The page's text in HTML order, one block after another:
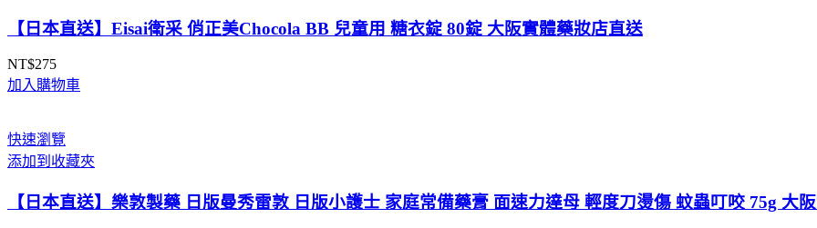
NT$359
【日本直送】Eisai衛采 俏正美Chocola BB 兒童用 糖衣錠 80錠 大阪實體藥妝店直送
NT$275
加入購物車
快速瀏覽
添加到收藏夾
【日本直送】樂敦製藥 日版曼秀雷敦 日版小護士 家庭常備藥膏 面速力達母 輕度刀燙傷 蚊蟲叮咬 75g 大